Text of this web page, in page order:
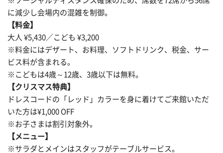
に減少し会場内の混雑を制御。
【料金】
大人 ¥5,430／こども ¥3,200
※料金にはデザート、お料理、ソフトドリンク、税金、サー
ビス料が含まれる。
※こどもは4歳～12歳、3歳以下は無料。
【クリスマス特典】
ドレスコードの「レッド」カラーを身に着けてご来館いただ
いた方は¥1,000 OFF
※お子さまは割引対象外。
【メニュー】
※サラダとメインはスタッフがテーブルサービス。